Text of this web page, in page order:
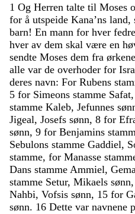
1 Og Herren talte til Moses
for å utspeide Kana’ns land,
barn! En mann for hver
hver av dem skal være en
sendte Moses dem fra
alle var de overhoder for
deres navn: For Rubens
5 for Simeons stamme Safat,
stamme Kaleb, Jefunnes
Jigeal, Josefs sønn, 8 for
sønn, 9 for Benjamins
Sebulons stamme Gaddiel,
stamme, for Manasse
Dans stamme Ammiel,
stamme Setur, Mikaels sønn,
Nahbi, Vofsis sønn, 15 for
sønn. 16 Dette var navnene